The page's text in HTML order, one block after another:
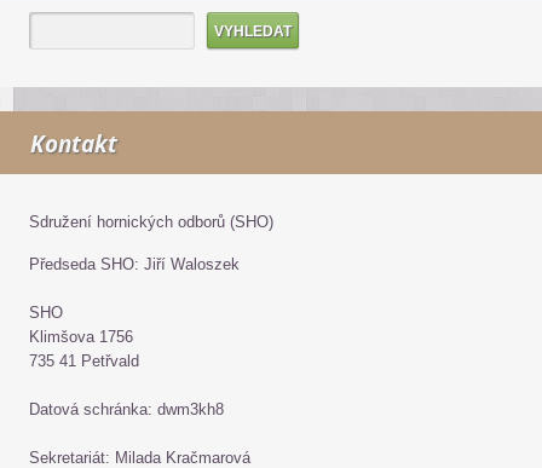
Kontakt
Sdružení hornických odborů (SHO)
Předseda SHO: Jiří Waloszek
SHO
Klimšova 1756
735 41 Petřvald
Datová schránka: dwm3kh8
Sekretariát: Milada Kračmarová